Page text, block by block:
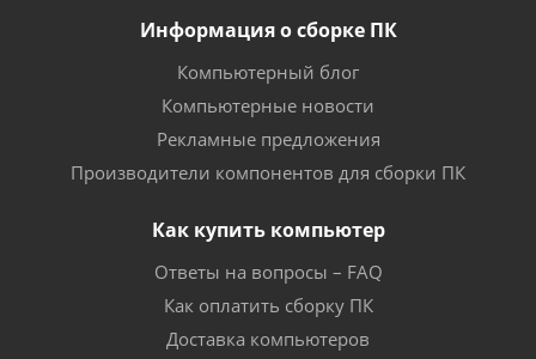
Информация о сборке ПК
Компьютерный блог
Компьютерные новости
Рекламные предложения
Производители компонентов для сборки ПК
Как купить компьютер
Ответы на вопросы – FAQ
Как оплатить сборку ПК
Доставка компьютеров